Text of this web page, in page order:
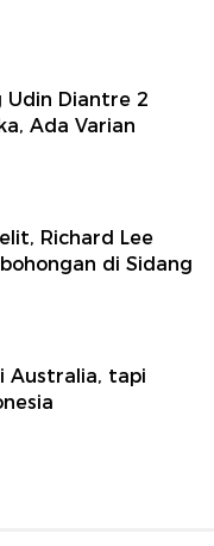
Udin Diantre 2
Ada Varian
Richard Lee
di Sidang
Australia, tapi